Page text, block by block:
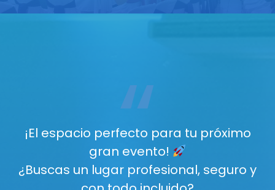
“
¡El espacio perfecto para tu próximo
gran evento!
¿Buscas un lugar profesional, seguro y